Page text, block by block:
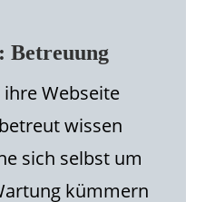
Betreuung
ihre Webseite
wissen
sich selbst um
kümmern